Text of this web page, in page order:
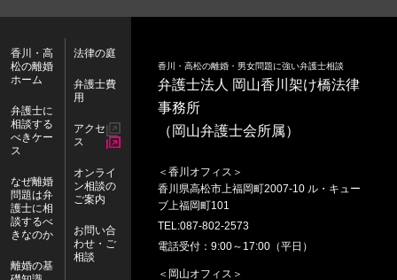
香川・高松の離婚・男女問題に強い弁護士相談
弁護士法人 岡山香川架け橋法律
事務所
（岡山弁護士会所属）
＜香川オフィス＞
香川県高松市 上福岡町2007-10 ル・キュー
ブ上福岡町101
TEL:087-802-2573
電話受付：9:00～17:00（平日）
＜岡山オフィス＞
香川・高
松の離婚
ホーム
弁護士に
相談する
べきケー
ス
なぜ離婚
問題は弁
護士に相
談するべ
きなのか
離婚の基
法律の庭
弁護士費
用
アクセ
ス
オンライ
ン相談の
ご案内
お問い合
わせ・ご
相談